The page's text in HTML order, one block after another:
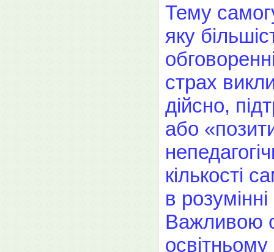
Тему
яку
страх
дійсно,
або
кількості
в
Важливою